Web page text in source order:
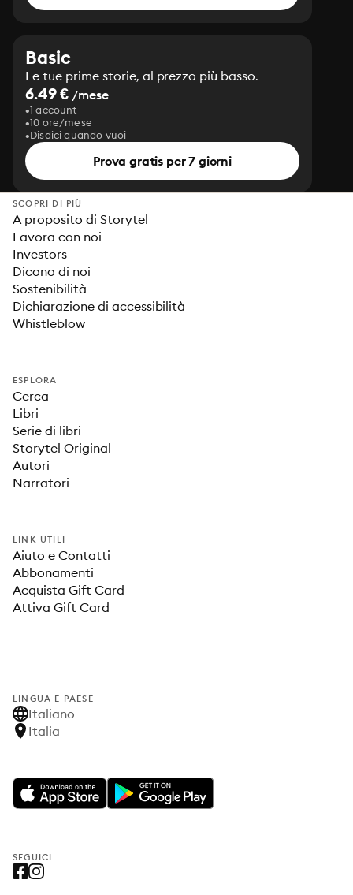
Basic
Le tue prime storie, al prezzo più basso.
6.49 € /mese
1 account
10 ore/mese
Disdici quando vuoi
Prova gratis per 7 giorni
SCOPRI DI PIÙ
A proposito di Storytel
Lavora con noi
Investors
Dicono di noi
Sostenibilità
Dichiarazione di accessibilità
Whistleblow
ESPLORA
Cerca
Libri
Serie di libri
Storytel Original
Autori
Narratori
LINK UTILI
Aiuto e Contatti
Abbonamenti
Acquista Gift Card
Attiva Gift Card
LINGUA E PAESE
Italiano
Italia
SEGUICI